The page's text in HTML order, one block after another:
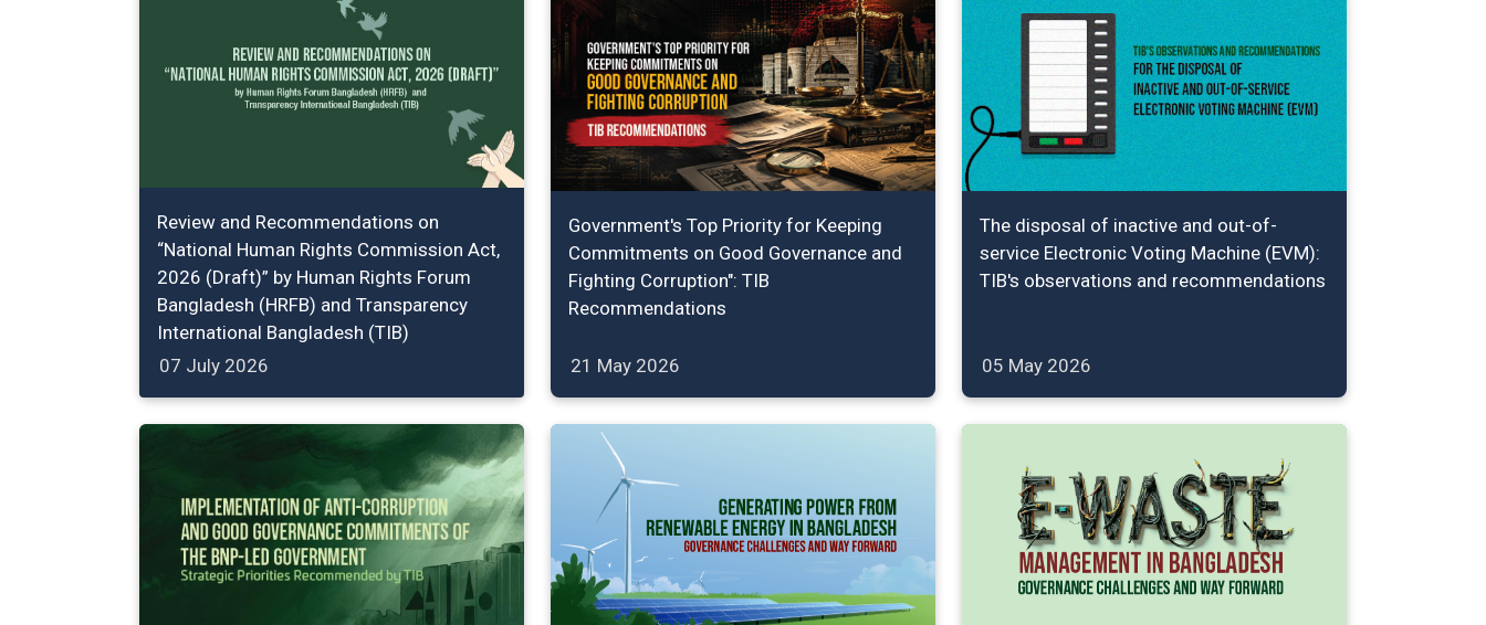
Review and Recommendations on
“National Human Rights Commission Act,
2026 (Draft)” by Human Rights Forum
Bangladesh (HRFB) and Transparency
International Bangladesh (TIB)
07 July 2026
Government's Top Priority for Keeping
Commitments on Good Governance and
Fighting Corruption": TIB
Recommendations
21 May 2026
The disposal of inactive and out-of-
service Electronic Voting Machine (EVM):
TIB's observations and recommendations
05 May 2026